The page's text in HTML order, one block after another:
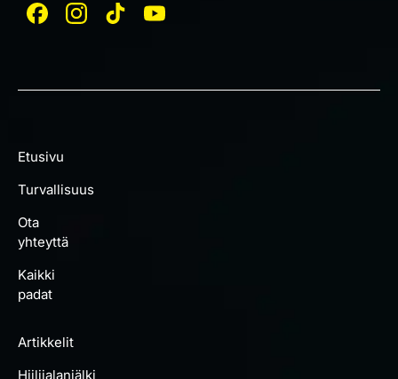
Etusivu
Turvallisuus
Ota
yhteyttä
Kaikki
padat
Artikkelit
Hiilijalanjälki